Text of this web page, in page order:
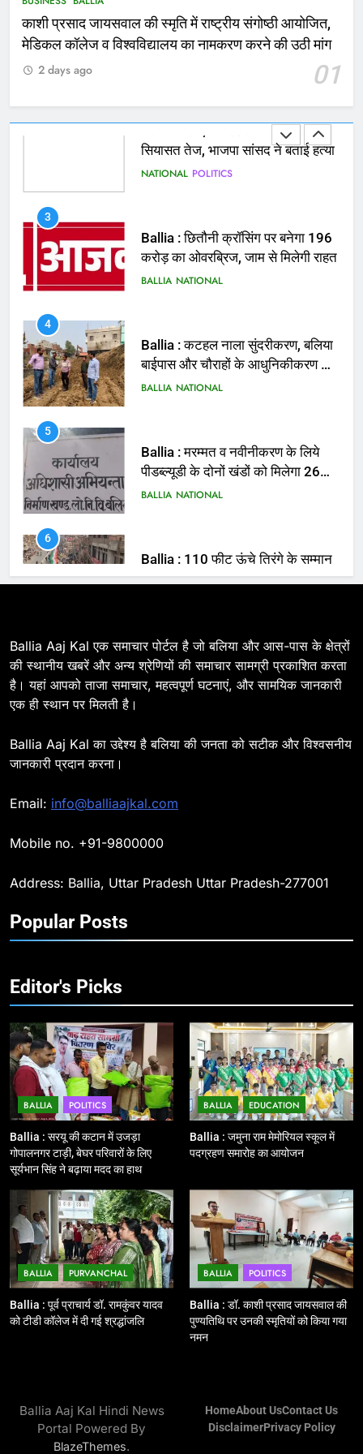
काशी प्रसाद जायसवाल की स्मृति में राष्ट्रीय संगोष्ठी आयोजित,
मेडिकल कॉलेज व विश्वविद्यालय का नामकरण करने की उठी मांग
01
2 days ago
2
भरत तिवारी एनकाउंटर मामले को लेकर
सियासत तेज, भाजपा सांसद ने बताई हत्या
NATIONAL POLITICS
Ballia : छितौनी क्रॉसिंग पर बनेगा 196
4
Ballia : कटहल नाला सुंदरीकरण, बलिया
5
Ballia : मरम्मत व नवीनीकरण के लिये
Ballia : 110 फीट ऊंचे तिरंगे के सम्मान
7
BALLIA NATIONAL
8
के साथ रेलवे स्टेशन व शहर में किया पैदल
BALLIA NATIONAL
Ballia : एकता, अखंडता और राष्ट्रप्रेम
अधीक्षक ओमवीर सिंह ने दिलाई शपथ, दी
और कानपुर के लिए बस सेवाओं का
11
बिहार विस चुनाव : सभी 90 हजार 712
बूथों से लाइव वेब कास्टिंग की तैयारी
NATIONAL POLITICS
12
Ballia : बलिया रेलवे स्टेशन का अपर
महाप्रबंधक ने किया निरीक्षण
BALLIA
13
Ballia : त्यौहारों पर शांति व्यवस्था को
लेकर पुलिस ने किया रूट मार्च
BALLIA NATIONAL
14
15
Ballia Aaj Kal एक समाचार पोर्टल है जो बलिया और आस-पास के क्षेत्रों
की स्थानीय खबरें और अन्य श्रेणियों की समाचार सामग्री प्रकाशित करता
है। यहां आपको ताजा समाचार, महत्वपूर्ण घटनाएं, और सामयिक जानकारी
एक ही स्थान पर मिलती है।
Ballia Aaj Kal का उद्देश्य है बलिया की जनता को सटीक और विश्वसनीय
जानकारी प्रदान करना।
Email: info@balliaajkal.com
Mobile no. +91-9800000
Address: Ballia, Uttar Pradesh Uttar Pradesh-277001
Popular Posts
Editor's Picks
BALLIA POLITICS
Ballia : सरयू की कटान में उजड़ा
गोपालनगर टाड़ी, बेघर परिवारों के लिए
सूर्यभान सिंह ने बढ़ाया मदद का हाथ
BALLIA EDUCATION
Ballia : जमुना राम मेमोरियल स्कूल में
पदग्रहण समारोह का आयोजन
BALLIA PURVANCHAL
Ballia : पूर्व प्राचार्य डॉ. रामकुंवर यादव
को टीडी कॉलेज में दी गई श्रद्धांजलि
BALLIA POLITICS
Ballia : डॉ. काशी प्रसाद जायसवाल की
पुण्यतिथि पर उनकी स्मृतियों को किया गया
नमन
Ballia Aaj Kal Hindi News
Portal Powered By
BlazeThemes.
HomeAbout UsContact Us
DisclaimerPrivacy Policy